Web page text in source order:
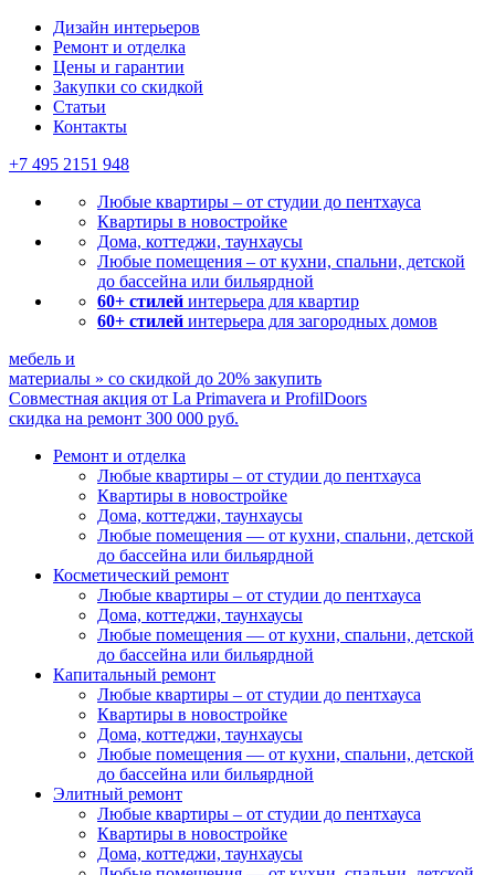
Дизайн интерьеров
Ремонт и отделка
Цены и гарантии
Закупки со скидкой
Статьи
Контакты
+7 495 2151 948
Любые квартиры – от студии до пентхауса
Квартиры в новостройке
Дома, коттеджи, таунхаусы
Любые помещения – от кухни, спальни, детской
до бассейна или бильярдной
60+ стилей интерьера для квартир
60+ стилей интерьера для загородных домов
мебель и
материалы » со скидкой до 20% закупить
Совместная акция от La Primavera и ProfilDoors
скидка на ремонт 300 000 руб.
Ремонт и отделка
Любые квартиры – от студии до пентхауса
Квартиры в новостройке
Дома, коттеджи, таунхаусы
Любые помещения — от кухни, спальни, детской
до бассейна или бильярдной
Косметический ремонт
Любые квартиры – от студии до пентхауса
Дома, коттеджи, таунхаусы
Любые помещения — от кухни, спальни, детской
до бассейна или бильярдной
Капитальный ремонт
Любые квартиры – от студии до пентхауса
Квартиры в новостройке
Дома, коттеджи, таунхаусы
Любые помещения — от кухни, спальни, детской
до бассейна или бильярдной
Элитный ремонт
Любые квартиры – от студии до пентхауса
Квартиры в новостройке
Дома, коттеджи, таунхаусы